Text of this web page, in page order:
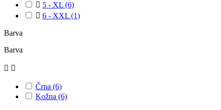
 5 - XL (6)
 6 - XXL (1)
Barva
Barva
 
Črna (6)
Kožna (6)